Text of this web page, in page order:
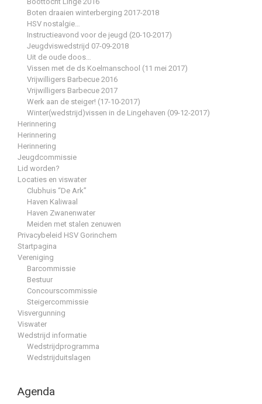
Boten draaien winterberging 2017-2018
HSV nostalgie…
Instructieavond voor de jeugd (20-10-2017)
Jeugdviswedstrijd 07-09-2018
Uit de oude doos…
Vissen met de ds Koelmanschool (11 mei 2017)
Vrijwilligers Barbecue 2016
Vrijwilligers Barbecue 2017
Werk aan de steiger! (17-10-2017)
Winter(wedstrijd)vissen in de Lingehaven (09-12-2017)
Herinnering
Herinnering
Herinnering
Jeugdcommissie
Lid worden?
Locaties en viswater
Clubhuis “De Ark”
Haven Kaliwaal
Haven Zwanenwater
Meiden met stalen zenuwen
Privacybeleid HSV Gorinchem
Startpagina
Vereniging
Barcommissie
Bestuur
Concourscommissie
Steigercommissie
Visvergunning
Viswater
Wedstrijd informatie
Wedstrijdprogramma
Wedstrijduitslagen
Agenda